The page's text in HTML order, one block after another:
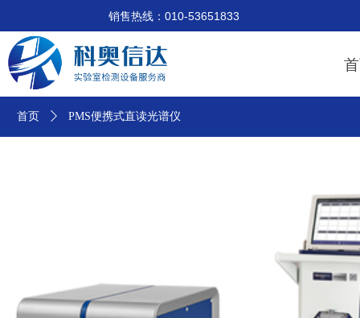
销售热线：010-53651833 技术
首页 ꄲ PMS便携式直读光谱仪